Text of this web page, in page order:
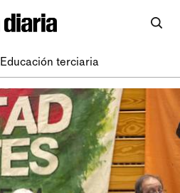
Educación terciaria